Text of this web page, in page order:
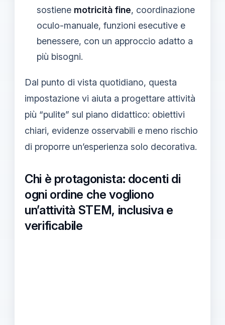
sostiene motricità fine, coordinazione
oculo-manuale, funzioni esecutive e
benessere, con un approccio adatto a
più bisogni.
Dal punto di vista quotidiano, questa
impostazione vi aiuta a progettare attività
più “pulite” sul piano didattico: obiettivi
chiari, evidenze osservabili e meno rischio
di proporre un’esperienza solo decorativa.
Chi è protagonista: docenti di
ogni ordine che vogliono
un’attività STEM, inclusiva e
verificabile